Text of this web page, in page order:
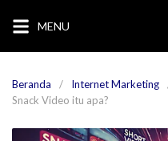
konten
MENU
Beranda Internet Marketing
Snack Video itu apa?